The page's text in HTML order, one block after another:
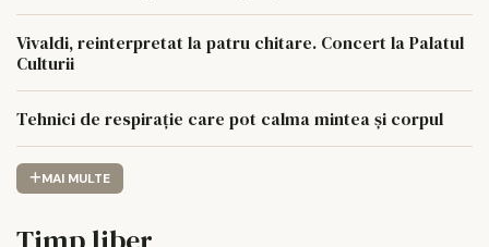
Vivaldi, reinterpretat la patru chitare. Concert la Palatul
Culturii
Tehnici de respirație care pot calma mintea și corpul
MAI MULTE